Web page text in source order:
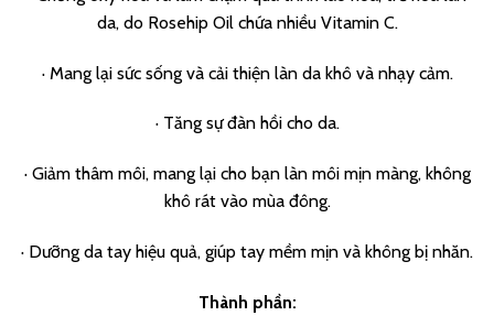
da, do Rosehip Oil chứa nhiều Vitamin C.
· Mang lại sức sống và cải thiện làn da khô và nhạy cảm.
· Tăng sự đàn hồi cho da.
· Giảm thâm môi, mang lại cho bạn làn môi mịn màng, không
khô rát vào mùa đông.
· Dưỡng da tay hiệu quả, giúp tay mềm mịn và không bị nhăn.
Thành phần: